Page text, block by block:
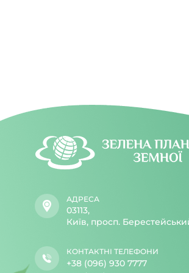
АДРЕСА
03113,
Київ, просп.
КОНТАКТНІ ТЕЛЕФОНИ
+38 (096) 930 7777